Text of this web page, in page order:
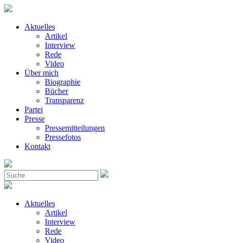
Aktuelles
Artikel
Interview
Rede
Video
Über mich
Biographie
Bücher
Transparenz
Partei
Presse
Pressemitteilungen
Pressefotos
Kontakt
Aktuelles
Artikel
Interview
Rede
Video